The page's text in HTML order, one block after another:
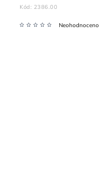
Kód: 2386.00
Neohodnoceno